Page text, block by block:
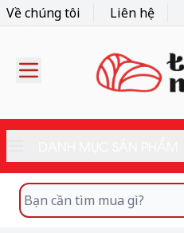
Về chúng tôi Liên hệ